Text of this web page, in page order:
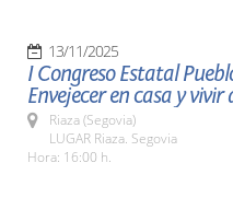
13/11/2025
I Congreso Estatal
Envejecer en casa y
Riaza (Segovia)
LUGAR Riaza. Segovia
Hora: 16:00 h.